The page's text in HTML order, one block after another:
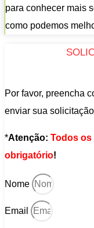
para conhecer mais
como podemos
Por favor, preencha
enviar sua
*Atenção: Todos os
obrigatório!
Nome
Email